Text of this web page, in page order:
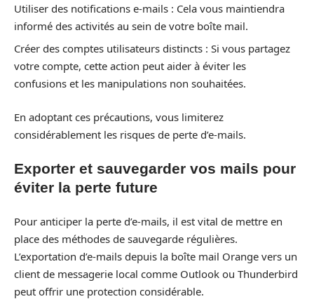
Utiliser des notifications e-mails : Cela vous maintiendra
informé des activités au sein de votre boîte mail.
Créer des comptes utilisateurs distincts : Si vous partagez
votre compte, cette action peut aider à éviter les
confusions et les manipulations non souhaitées.
En adoptant ces précautions, vous limiterez
considérablement les risques de perte d’e-mails.
Exporter et sauvegarder vos mails pour
éviter la perte future
Pour anticiper la perte d’e-mails, il est vital de mettre en
place des méthodes de sauvegarde régulières.
L’exportation d’e-mails depuis la boîte mail Orange vers un
client de messagerie local comme Outlook ou Thunderbird
peut offrir une protection considérable.